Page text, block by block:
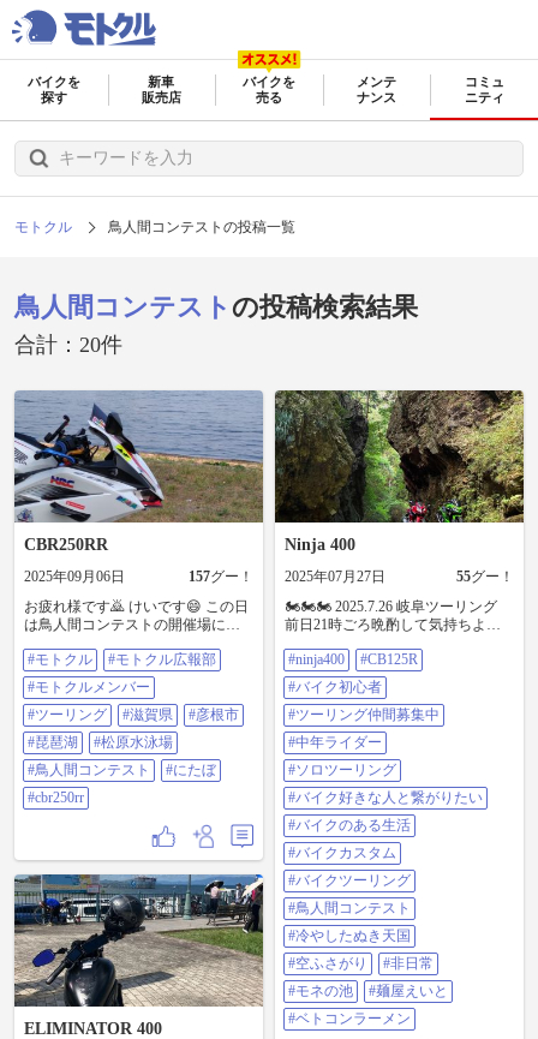
バイクを
探す
新車
販売店
バイクを
売る
メンテ
ナンス
コミュ
ニティ
モトクル 鳥人間コンテストの投稿一覧
鳥人間コンテスト の投稿検索結果
合計：20件
CBR250RR
2025年09月06日 157グー！
お疲れ様です🙇 けいです😄 この日
は鳥人間コンテストの開催場に行
行った時は開催後でしたが😅 今年
は数日前に行きました😊 ＃モトク
ル ＃モトクル広報部 ＃モトクルメ
ンバー ＃ツーリング ＃滋賀県 ＃彦
根市 ＃琵琶湖 ＃松原水泳場 ＃鳥人
間コンテスト ＃ニダボ ＃
CBR250RR
#モトクル
#モトクル広報部
#モトクルメンバー
#ツーリング
#滋賀県
#彦根市
#琵琶湖
#松原水泳場
#鳥人間コンテスト
#にたぼ
#cbr250rr
Ninja 400
2025年07月27日 55グー！
🏍️🏍️🏍️ 2025.7.26 岐阜ツーリング
前日21時ごろ晩酌して気持ちよー
なって会社の先輩に電話。 先「ワ
シじゃ」（ダミ声） 僕「明日ツー
リング行きません？」 先「えー
で」（ダミ声） 僕「ほら、この前
ゆーてた冷やしたぬき」 先「えー
で」（ダミ声） 僕「ほな7時にロイ
ヤル集合で」 先「ほな」（ダミ
声） いやフッ軽最高すぎん？w っ
てな訳で岐阜まで行く事に。 7時に
無事合流しまして 下道でビュー
ン。 途中琵琶湖沿い走ってたら 一
際盛り上がってる場所が... 「祭り
でもやってるんかな？」 「ん？鳥
人間コンテストやん！」 「ちょっ
とだけ覗いてこ」 ってな訳で寄り
道して観覧する事に... 飛び立つと
同時に羽もげて落ちるの期待して
たのにめっちゃロングフライト✈️
普通に感動した🥹めっちゃカッコ
良かった✨ 邪な気持ちで見てた自
分が恥ずかしい... ちょとだけ見る
#ninja400
#CB125R
#バイク初心者
#ツーリング仲間募集中
#中年ライダー
#ソロツーリング
#バイク好きな人と繋がりたい
#バイクのある生活
#バイクカスタム
#バイクツーリング
#鳥人間コンテスト
#冷やしたぬき天国
#空ふさがり
#非日常
#モネの池
#麺屋えいと
#ベトコンラーメン
ELIMINATOR 400